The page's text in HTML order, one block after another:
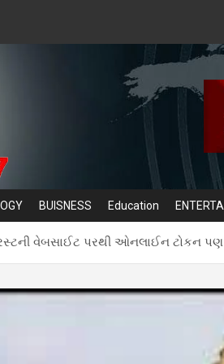
BUISNESS Education
વેબસાઈટ પરથી ઓનલાઈન ટોકન